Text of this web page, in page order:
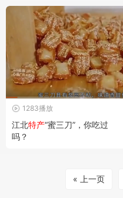
1283播放
江北特产“蜜三刀”，你吃过
吗？
« 上一页